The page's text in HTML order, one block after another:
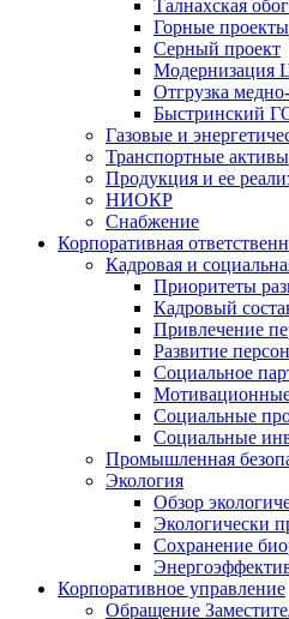
Талнахская
Горные проекты
Серный проект
Модернизация
Отгрузка
Быстринский
Газовые и
Транспортные активы
Продукция и ее
НИОКР
Снабжение
Корпоративная
Кадровая и
Приоритеты
Кадровый
Привлечение
Развитие
Социальное
Социальные
Социальные
Промышленная
Экология
Обзор
Экологически
Сохранение
Корпоративное управление
Обращение